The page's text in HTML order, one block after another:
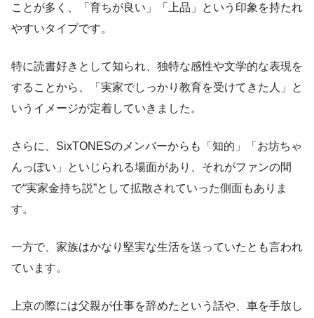
ことが多く、「育ちが良い」「上品」という印象を持たれ
やすいタイプです。
特に読書好きとして知られ、独特な感性や文学的な表現を
することから、「実家でしっかり教育を受けてきた人」と
いうイメージが定着していきました。
さらに、SixTONESのメンバーからも「知的」「お坊ちゃ
んっぽい」といじられる場面があり、それがファンの間
で“実家金持ち説”として拡散されていった側面もありま
す。
一方で、家族はかなり堅実な生活を送っていたとも言われ
ています。
上京の際には父親が仕事を辞めたという話や、車を手放し